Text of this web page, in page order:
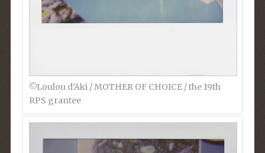
©︎Loulou d’Aki / MOTHER OF CHOICE / the 19th
RPS grantee